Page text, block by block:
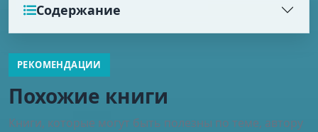
Содержание
РЕКОМЕНДАЦИИ
Похожие книги
Книги, которые могут быть полезны по теме, автору